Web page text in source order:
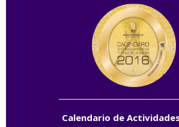
Calendario de